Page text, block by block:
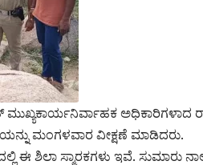
ಅಧಿಕಾರಿಗಳಾದ
ಮಂಗಳವಾರ ವೀಕ್ಷಣೆ ಮಾಡಿದರು.
ಶಿಲಾ ಸ್ಮಾರಕಗಳು ಇವೆ. ಸುಮಾರು